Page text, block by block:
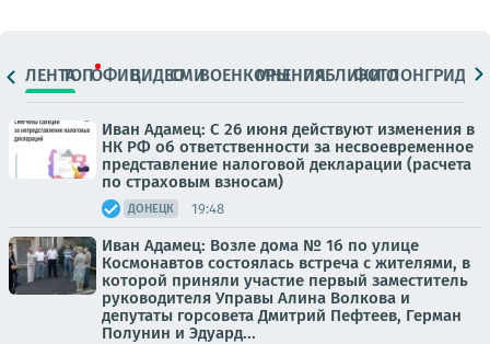
ЛЕНТАТОПОФИЦ.ВИДЕОСМИВОЕНКОРЫМНЕНИЯПАБЛИКИ
ФОТОЛОНГРИДЫ
Иван Адамец: С 26 июня действуют изменения в
НК РФ об ответственности за несвоевременное
представление налоговой декларации (расчета
по страховым взносам)
ДОНЕЦК 19:48
Иван Адамец: Возле дома № 1б по улице
Космонавтов состоялась встреча с жителями, в
которой приняли участие первый заместитель
руководителя Управы Алина Волкова и
депутаты горсовета Дмитрий Пефтеев, Герман
Полунин и Эдуард...